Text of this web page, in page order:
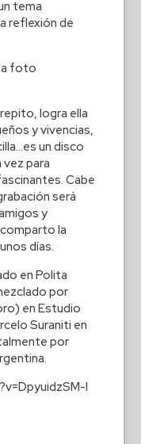
tema
reflexión de
logra ella
y vivencias,
un disco
vez para
Cabe
será
y
la
días.
en Polita
por
en Estudio
Suraniti en
por
I